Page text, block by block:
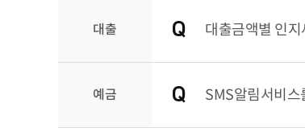
대출 대출금액별 인
예금 SMS알림서비스